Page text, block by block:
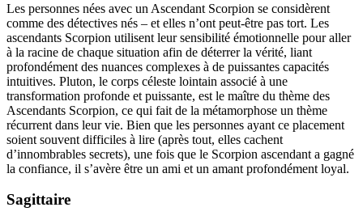
Les personnes nées avec un Ascendant Scorpion se considèrent
comme des détectives nés – et elles n’ont peut-être pas tort. Les
ascendants Scorpion utilisent leur sensibilité émotionnelle pour aller
à la racine de chaque situation afin de déterrer la vérité, liant
profondément des nuances complexes à de puissantes capacités
intuitives. Pluton, le corps céleste lointain associé à une
transformation profonde et puissante, est le maître du thème des
Ascendants Scorpion, ce qui fait de la métamorphose un thème
récurrent dans leur vie. Bien que les personnes ayant ce placement
soient souvent difficiles à lire (après tout, elles cachent
d’innombrables secrets), une fois que le Scorpion ascendant a gagné
la confiance, il s’avère être un ami et un amant profondément loyal.
Sagittaire